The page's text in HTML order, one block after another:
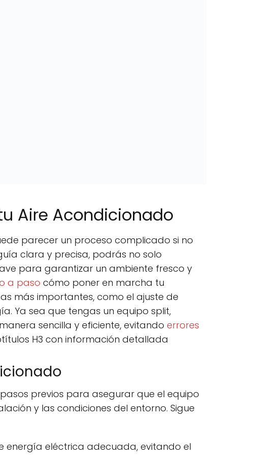
Aire Acondicionado
parecer un proceso complicado si no
clara y precisa, podrás no solo
para garantizar un ambiente fresco y
a paso cómo poner en marcha tu
más importantes, como el ajuste de
Ya sea que tengas un equipo split,
sencilla y eficiente, evitando errores
H3 con información detallada
previos para asegurar que el equipo
y las condiciones del entorno. Sigue
energía eléctrica adecuada, evitando el